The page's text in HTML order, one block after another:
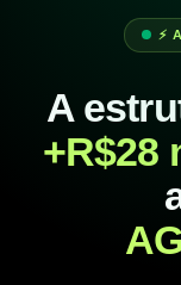
⚡
A
+R$28